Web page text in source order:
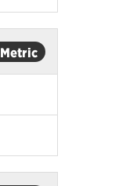
Metric